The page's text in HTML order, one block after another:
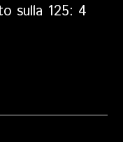
sulla 125: 4